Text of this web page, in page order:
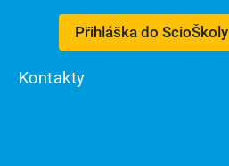
Přihláška do ScioŠkoly
Kontakty